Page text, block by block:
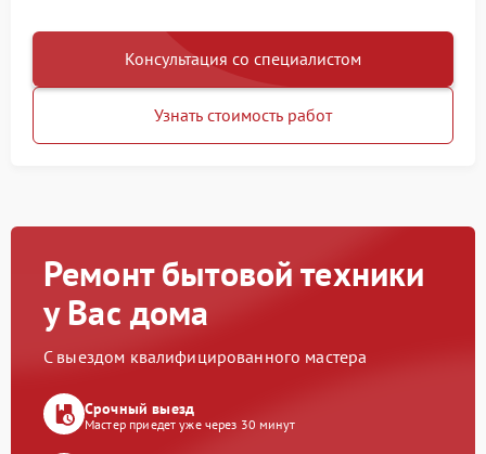
Консультация со специалистом
Узнать стоимость работ
Ремонт бытовой техники
у Вас дома
С выездом квалифицированного мастера
Срочный выезд
Мастер приедет уже через 30 минут